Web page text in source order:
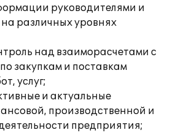
руководителями и
различных уровнях
над взаиморасчетами с
закупкам и поставкам
услуг;
и актуальные
производственной и
предприятия;